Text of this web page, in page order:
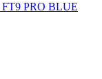
PRO BLUE